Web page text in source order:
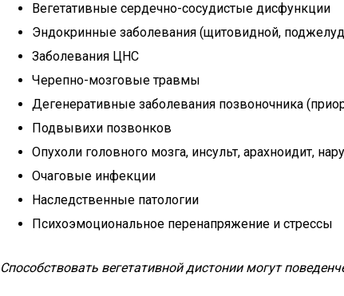
Вегетативные сердечно-сосудистые дисфункции
Эндокринные заболевания (щитовидной,
Заболевания ЦНС
Черепно-мозговые травмы
Дегенеративные заболевания позвоночника
Подвывихи позвонков
Опухоли головного мозга, инсульт, арахноидит,
Очаговые инфекции
Наследственные патологии
Психоэмоциональное перенапряжение и стрессы
Способствовать вегетативной дистонии могут